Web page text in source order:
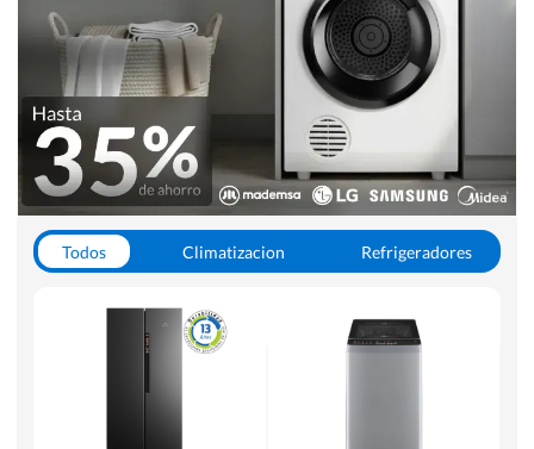
Todos Climatizacion
Refrigeradores
Hornos y Microondas